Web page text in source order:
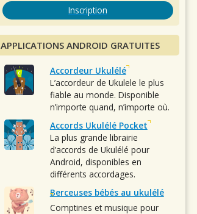
Inscription
APPLICATIONS ANDROID GRATUITES
Accordeur Ukulélé
L’accordeur de Ukulele le plus
fiable au monde. Disponible
n’importe quand, n’importe où.
Accords Ukulélé Pocket
La plus grande librairie
d’accords de Ukulélé pour
Android, disponibles en
différents accordages.
Berceuses bébés au ukulélé
Comptines et musique pour